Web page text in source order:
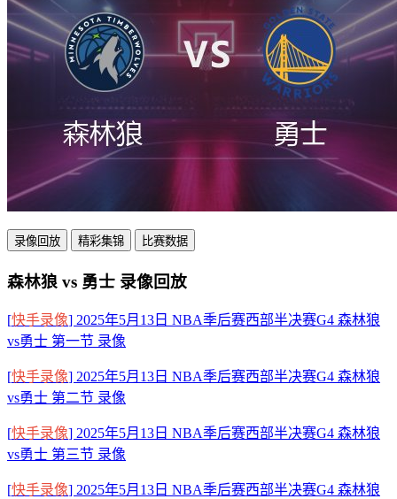
录像回放 精彩集锦 比赛数据
森林狼 vs 勇士 录像回放
[快手录像] 2025年5月13日 NBA季后赛西部半决赛G4 森林狼
vs勇士 第一节 录像
[快手录像] 2025年5月13日 NBA季后赛西部半决赛G4 森林狼
vs勇士 第二节 录像
[快手录像] 2025年5月13日 NBA季后赛西部半决赛G4 森林狼
vs勇士 第三节 录像
[快手录像] 2025年5月13日 NBA季后赛西部半决赛G4 森林狼